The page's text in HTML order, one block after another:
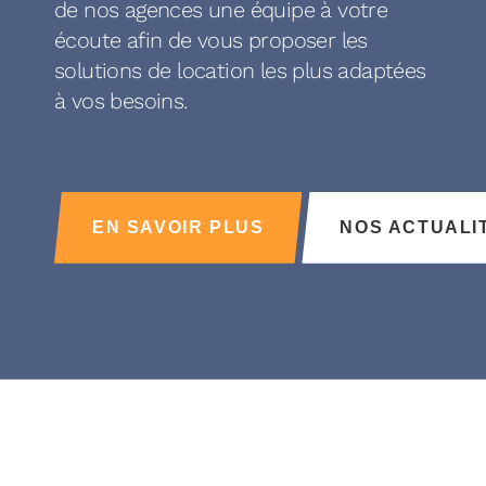
de nos agences une équipe à votre
écoute afin de vous proposer les
solutions de location les plus adaptées
à vos besoins.
EN SAVOIR PLUS NOS